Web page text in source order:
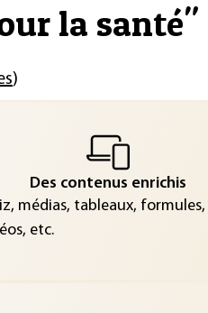
la santé"
)
Des contenus enrichis
médias, tableaux, formules,
etc.